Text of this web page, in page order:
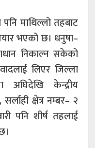
पनि माथिल्लो तहबाट
भएको छ। धनुषा–
निकाल्न सकेको
लिएर जिल्ला
केन्द्रीय
क्षेत्र नम्बर– २
पनि शीर्ष तहलाई